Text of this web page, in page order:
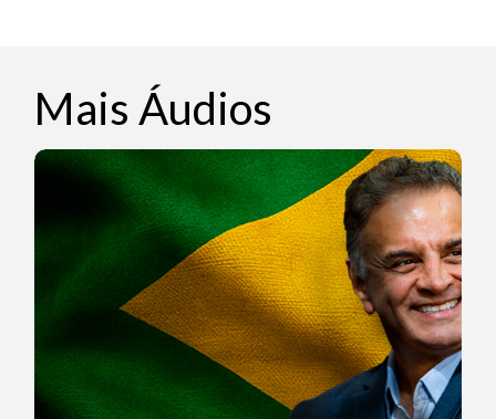
Mais Áudios